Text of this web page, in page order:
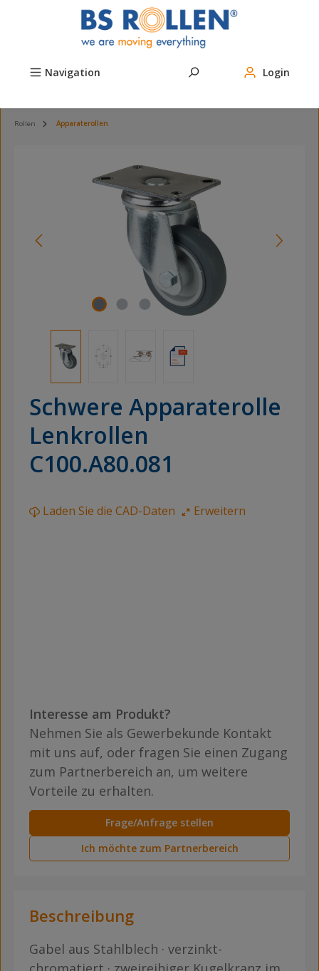
Zum Hauptinhalt springen
Navigation Login
Rollen Apparaterollen
Bildergalerie überspringen
Schwere Apparaterolle
Lenkrollen
C100.A80.081
Laden Sie die CAD-Daten Erweitern
Interesse am Produkt?
Nehmen Sie als Gewerbekunde Kontakt
mit uns auf, oder fragen Sie einen Zugang
zum Partnerbereich an, um weitere
Vorteile zu erhalten.
Frage/Anfrage stellen
Ich möchte zum Partnerbereich
Beschreibung
Gabel aus Stahlblech · verzinkt-